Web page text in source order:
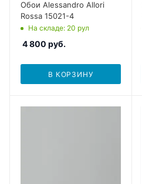
Обои Alessandro Allori
Rossa 15021-4
На складе: 20 рул
4 800 руб.
В КОРЗИНУ